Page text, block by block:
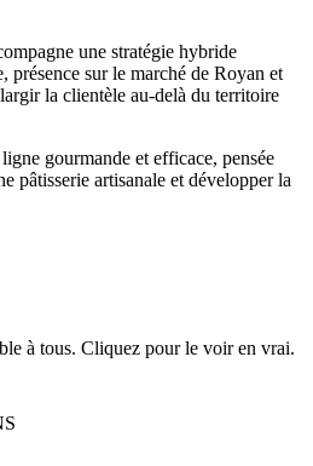
une stratégie hybride
présence sur le marché de Royan et
la clientèle au-delà du territoire
gourmande et efficace, pensée
pâtisserie artisanale et développer la
à tous. Cliquez pour le voir en vrai.